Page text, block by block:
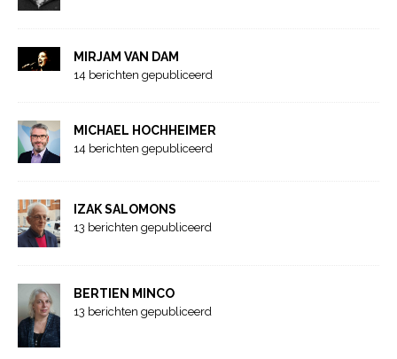
MIRJAM VAN DAM
14 berichten gepubliceerd
MICHAEL HOCHHEIMER
14 berichten gepubliceerd
IZAK SALOMONS
13 berichten gepubliceerd
BERTIEN MINCO
13 berichten gepubliceerd